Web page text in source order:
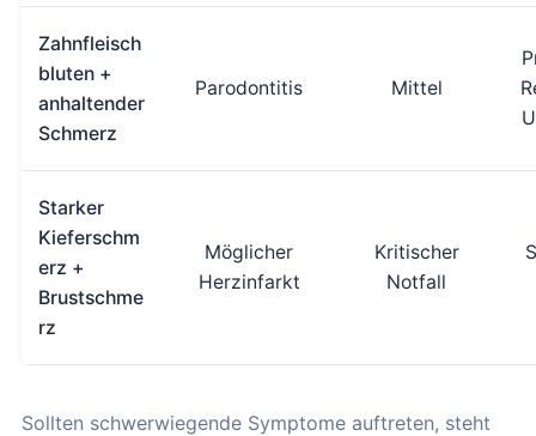
Zahnfleisch
bluten +
anhaltender
Schmerz
Parodontitis Mittel
Starker
Kieferschm
erz +
Brustschme
rz
Möglicher
Herzinfarkt
Kritischer
Notfall
Sollten schwerwiegende Symptome auftreten, steht